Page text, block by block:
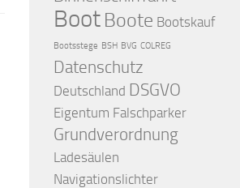
Boot Boote Bootskauf
Bootsstege BSH BVG COLREG
Datenschutz
Deutschland DSGVO
Eigentum Falschparker
Grundverordnung
Ladesäulen
Navigationslichter